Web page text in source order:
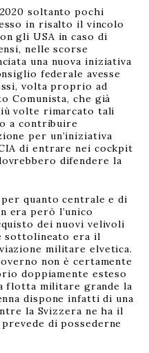
soltanto pochi
in risalto il vincolo
gli USA in caso di
nelle scorse
una nuova iniziativa
federale avesse
volta proprio ad
Comunista, che già
volte rimarcato tali
a contribuire
per un’iniziativa
di entrare nei cockpit
difendere la
quanto centrale e di
era però l’unico
dei nuovi velivoli
sottolineato era il
militare elvetica.
non è certamente
doppiamente esteso
flotta militare grande la
dispone infatti di una
la Svizzera ne ha il
di possederne